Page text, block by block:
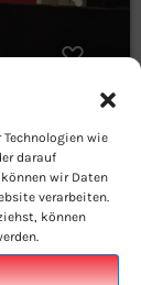
wie
darauf
wir Daten
verarbeiten.
können